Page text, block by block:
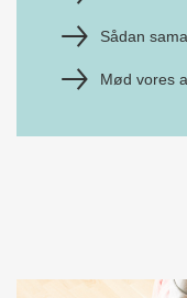
Sådan
Mød vores